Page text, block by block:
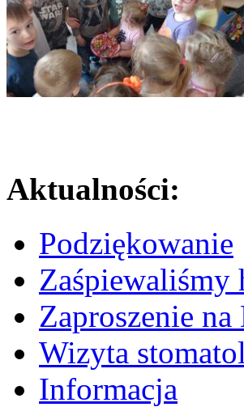
Aktualności:
Podziękowanie
Zaśpiewaliśmy
Zaproszenie
Wizyta
Informacja